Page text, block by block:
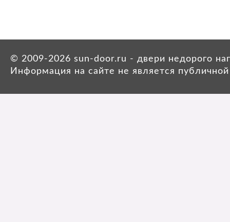
© 2009-2026 sun-door.ru - двери недорого
Информация на сайте не является